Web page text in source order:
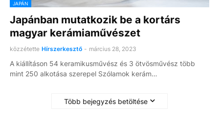
JAPÁN
Japánban mutatkozik be a kortárs
magyar kerámiaművészet
közzétette Hírszerkesztő - március 28, 2023
A kiállításon 54 keramikusművész és 3 ötvösművész több
mint 250 alkotása szerepel Szólamok kerám…
Több bejegyzés betöltése